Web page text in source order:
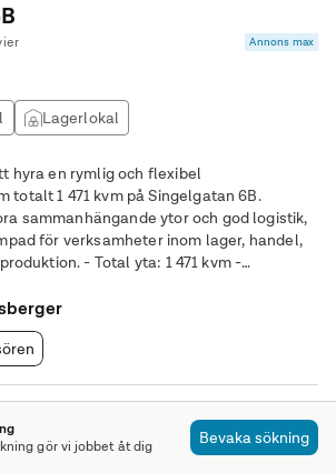
Annons max
Lagerlokal
hyra en rymlig och flexibel
totalt 1 471 kvm på Singelgatan 6B.
sammanhängande ytor och god logistik,
för verksamheter inom lager, handel,
yta: 1 471 kvm -
kvm - Kontor: ca 311 kvm på två plan - Port
Inhägnad
gör vi jobbet åt dig
Bevaka sökning